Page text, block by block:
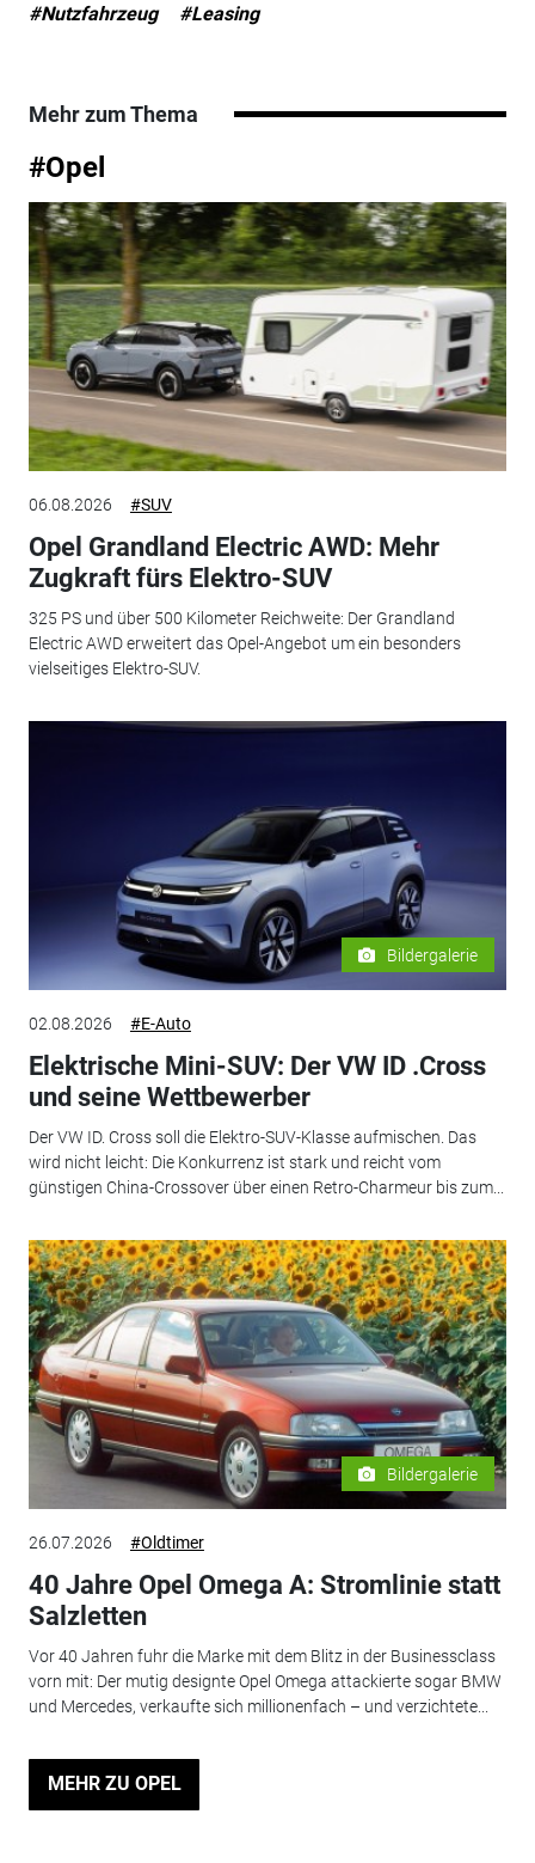
#Nutzfahrzeug
#Leasing
Mehr zum Thema
#Opel
06.08.2026 #SUV
Opel Grandland Electric AWD: Mehr
Zugkraft fürs Elektro-SUV
325 PS und über 500 Kilometer Reichweite: Der Grandland
Electric AWD erweitert das Opel-Angebot um ein besonders
vielseitiges Elektro-SUV.
Bildergalerie
02.08.2026 #E-Auto
Elektrische Mini-SUV: Der VW ID .Cross
und seine Wettbewerber
Der VW ID. Cross soll die Elektro-SUV-Klasse aufmischen. Das
wird nicht leicht: Die Konkurrenz ist stark und reicht vom
günstigen China-Crossover über einen Retro-Charmeur bis zum...
Bildergalerie
26.07.2026 #Oldtimer
40 Jahre Opel Omega A: Stromlinie statt
Salzletten
Vor 40 Jahren fuhr die Marke mit dem Blitz in der Businessclass
vorn mit: Der mutig designte Opel Omega attackierte sogar BMW
und Mercedes, verkaufte sich millionenfach – und verzichtete...
MEHR ZU OPEL